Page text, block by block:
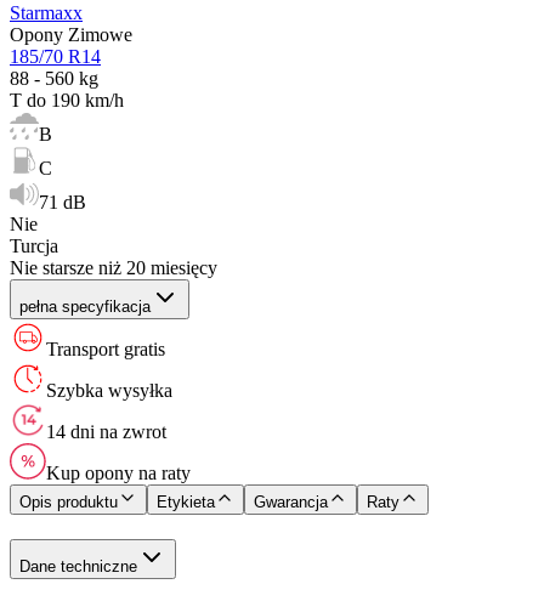
Starmaxx
Opony Zimowe
185/70 R14
88 - 560 kg
T do 190 km/h
B
C
71 dB
Nie
Turcja
Nie starsze niż 20 miesięcy
pełna specyfikacja
Transport gratis
Szybka wysyłka
14 dni na zwrot
Kup opony na raty
Opis produktu Etykieta Gwarancja Raty
Dane techniczne